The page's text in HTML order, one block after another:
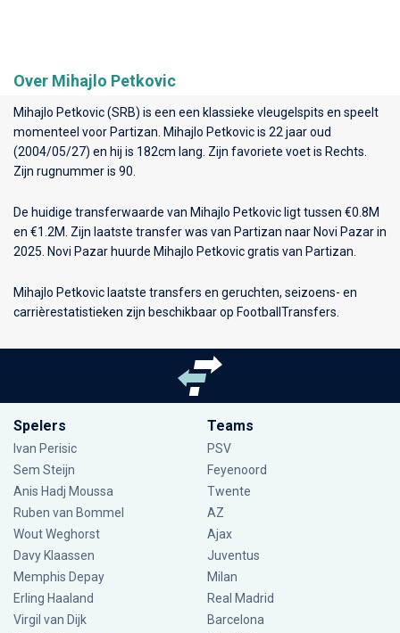
Over Mihajlo Petkovic
Mihajlo Petkovic (SRB) is een een klassieke vleugelspits en speelt
momenteel voor Partizan . Mihajlo Petkovic is 22 jaar oud
(2004/05/27) en hij is 182cm lang. Zijn favoriete voet is Rechts.
Zijn rugnummer is 90.
De huidige transferwaarde van Mihajlo Petkovic ligt tussen €0.8M
en €1.2M. Zijn laatste transfer was van Partizan naar Novi Pazar in
2025. Novi Pazar huurde Mihajlo Petkovic gratis van Partizan.
Mihajlo Petkovic laatste transfers en geruchten, seizoens- en
carrièrestatistieken zijn beschikbaar op FootballTransfers.
Spelers
Ivan Perisic
Sem Steijn
Anis Hadj Moussa
Ruben van Bommel
Wout Weghorst
Davy Klaassen
Memphis Depay
Erling Haaland
Virgil van Dijk
Teams
PSV
Feyenoord
Twente
AZ
Ajax
Juventus
Milan
Real Madrid
Barcelona